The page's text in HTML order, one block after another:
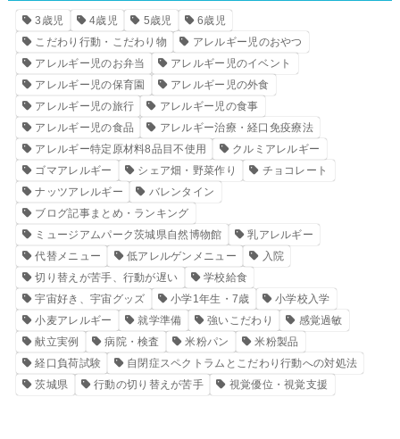
3歳児 4歳児 5歳児
6歳児
こだわり行動・こだわり物
アレルギー児のおやつ
アレルギー児のお弁当
アレルギー児のイベント
アレルギー児の保育園
アレルギー児の外食
アレルギー児の旅行
アレルギー児の食事
アレルギー児の食品
アレルギー治療・経口免疫療法
アレルギー特定原材料8品目不使用
クルミアレルギー
ゴマアレルギー
シェア畑・野菜作り
チョコレート
ナッツアレルギー
バレンタイン
ブログ記事まとめ・ランキング
ミュージアムパーク茨城県自然博物館
乳アレルギー
代替メニュー
低アレルゲンメニュー
入院
切り替えが苦手、行動が遅い
学校給食
宇宙好き、宇宙グッズ
小学1年生・7歳
小学校入学
小麦アレルギー
就学準備 強いこだわり
感覚過敏
献立実例
病院・検査 米粉パン
米粉製品
経口負荷試験
自閉症スペクトラムとこだわり行動への対処法
茨城県
行動の切り替えが苦手 視覚優位・視覚支援